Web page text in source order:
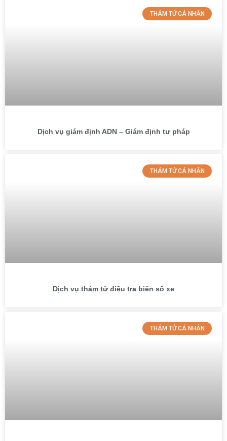
THÁM TỬ CÁ NHÂN
Dịch vụ giám định ADN – Giám định tư pháp
THÁM TỬ CÁ NHÂN
Dịch vụ thám tử điều tra biển số xe
THÁM TỬ CÁ NHÂN